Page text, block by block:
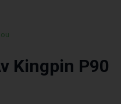
Kingpin P90